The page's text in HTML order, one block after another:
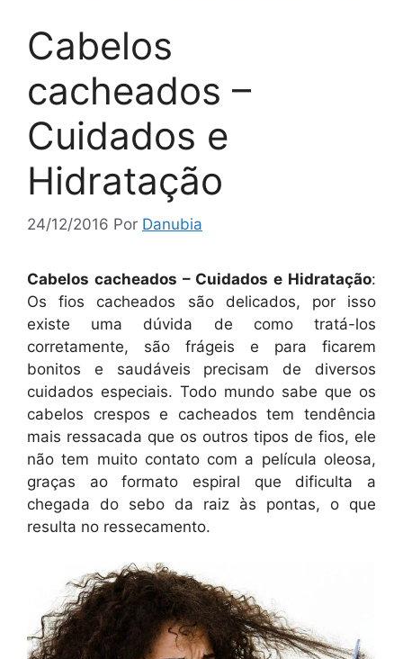
Cabelos
cacheados –
Cuidados e
Hidratação
24/12/2016 Por Danubia
Cabelos cacheados – Cuidados e Hidratação:
Os fios cacheados são delicados, por isso
existe uma dúvida de como tratá-los
corretamente, são frágeis e para ficarem
bonitos e saudáveis precisam de diversos
cuidados especiais. Todo mundo sabe que os
cabelos crespos e cacheados tem tendência
mais ressacada que os outros tipos de fios, ele
não tem muito contato com a película oleosa,
graças ao formato espiral que dificulta a
chegada do sebo da raiz às pontas, o que
resulta no ressecamento.